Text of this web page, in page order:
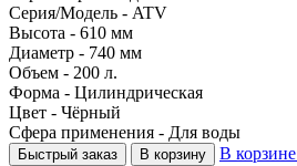
Серия/Модель - ATV
Высота - 610 мм
Диаметр - 740 мм
Объем - 200 л.
Форма - Цилиндрическая
Цвет - Чёрный
Сфера применения - Для воды
Быстрый заказ В корзину В корзине